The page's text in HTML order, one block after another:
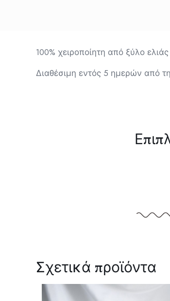
100% χειροποίητη από ξύλο
Διαθέσιμη εντός 5 ημερών από
Σχετικά προϊόντα